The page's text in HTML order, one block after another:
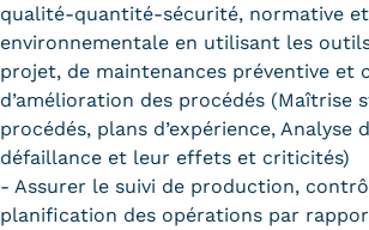
qualité-quantité-sécurité, normative et
environnementale en utilisant les
projet, de maintenances préventive et
d’amélioration des procédés (Maîtrise
procédés, plans d’expérience, Analyse
défaillance et leur effets et criticités)
- Assurer le suivi de production,
planification des opérations par